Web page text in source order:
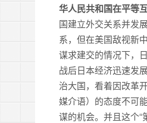
华人民共和国在平等
国建立外交关系并发
系，但在美国敌视新
谋求建交的情况下，
战后日本经济迅速发
治大国，看着因改革
媒介语）的态度不可
谋的机会。并且这个